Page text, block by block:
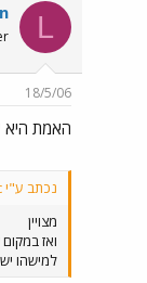
L
18/5/06
האמת היא
נכתב ע"י raminec:
מצויין
למישהו